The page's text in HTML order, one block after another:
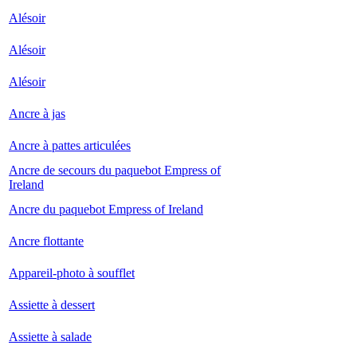
Alésoir
Alésoir
Alésoir
Ancre à jas
Ancre à pattes articulées
Ancre de secours du paquebot Empress of
Ireland
Ancre du paquebot Empress of Ireland
Ancre flottante
Appareil-photo à soufflet
Assiette à dessert
Assiette à salade